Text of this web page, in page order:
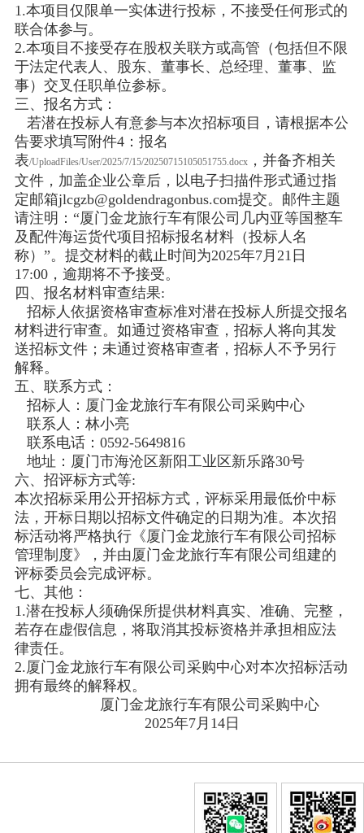
1.本项目仅限单一实体进行投标，不接受任何形式的
联合体参与。
2.本项目不接受存在股权关联方或高管（包括但不限
于法定代表人、股东、董事长、总经理、董事、监
事）交叉任职单位参标。
三、报名方式：
若潜在投标人有意参与本次招标项目，请根据本公
告要求填写附件4：报名
表/UploadFiles/User/2025/7/15/20250715105051755.docx，并备齐相关
文件，加盖企业公章后，以电子扫描件形式通过指
定邮箱jlcgzb@goldendragonbus.com提交。邮件主题
请注明：“厦门金龙旅行车有限公司几内亚等国整车
及配件海运货代项目招标报名材料（投标人名
称）”。提交材料的截止时间为2025年7月21日
17:00，逾期将不予接受。
四、报名材料审查结果:
招标人依据资格审查标准对潜在投标人所提交报名
材料进行审查。如通过资格审查，招标人将向其发
送招标文件；未通过资格审查者，招标人不予另行
解释。
五、联系方式：
招标人：厦门金龙旅行车有限公司采购中心
联系人：林小亮
联系电话：0592-5649816
地址：厦门市海沧区新阳工业区新乐路30号
六、招评标方式等:
本次招标采用公开招标方式，评标采用最低价中标
法，开标日期以招标文件确定的日期为准。本次招
标活动将严格执行《厦门金龙旅行车有限公司招标
管理制度》，并由厦门金龙旅行车有限公司组建的
评标委员会完成评标。
七、其他：
1.潜在投标人须确保所提供材料真实、准确、完整，
若存在虚假信息，将取消其投标资格并承担相应法
律责任。
2.厦门金龙旅行车有限公司采购中心对本次招标活动
拥有最终的解释权。
厦门金龙旅行车有限公司采购中心
2025年7月14日